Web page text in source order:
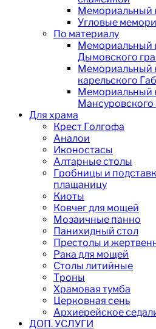
Мемориальный
Угловые
По материалу
Мемориальный
Дымовского
Мемориальный
карельского
Мемориальный
Мансуровского
Для храма
Крест Голгофа
Аналои
Иконостасы
Алтарные столы
Гробницы и
плащаницу
Киоты
Ковчег для мощей
Мозаичные панно
Панихидный стол
Престолы и
Рака для мощей
Столы литийные
Троны
Храмовая тумба
Церковная сень
Архиерейское
ДОП. УСЛУГИ